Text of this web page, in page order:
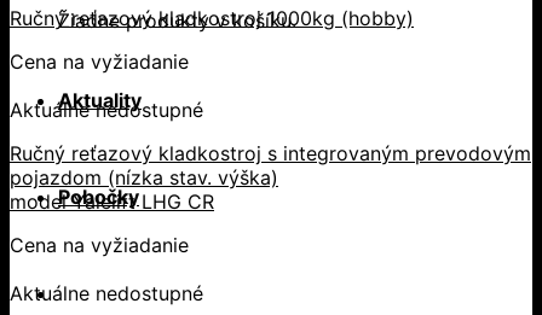
Žiadne produkty v košíku.
Aktuality
Pobočky
Ručný reťazový kladkostroj 1000kg (hobby)
Cena na vyžiadanie
Aktuálne nedostupné
Ručný reťazový kladkostroj s integrovaným prevodovým
pojazdom (nízka stav. výška)
model Yalelift LHG CR
Cena na vyžiadanie
Aktuálne nedostupné